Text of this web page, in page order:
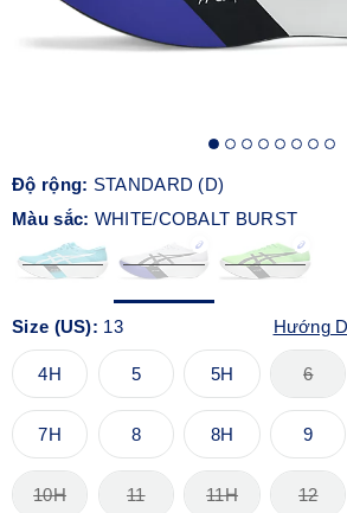
Độ rộng: STANDARD (D)
Màu sắc: WHITE/COBALT BURST
Size (US): 13 Hướng
4H 5 5H 6
7H 8 8H 9
10H 11 11H 12